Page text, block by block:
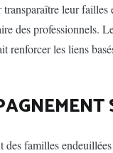
transparaître leur failles
des professionnels.
renforcer les liens
des familles